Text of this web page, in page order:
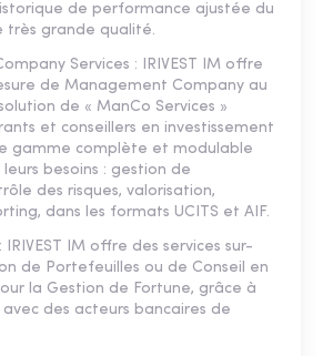
de performance ajustée du
très grande qualité.
Services : IRIVEST IM offre
de Management Company au
de « ManCo Services »
et conseillers en investissement
gamme complète et modulable
leurs besoins : gestion de
des risques, valorisation,
dans les formats UCITS et AIF.
IRIVEST IM offre des services sur-
de Portefeuilles ou de Conseil en
la Gestion de Fortune, grâce à
des acteurs bancaires de